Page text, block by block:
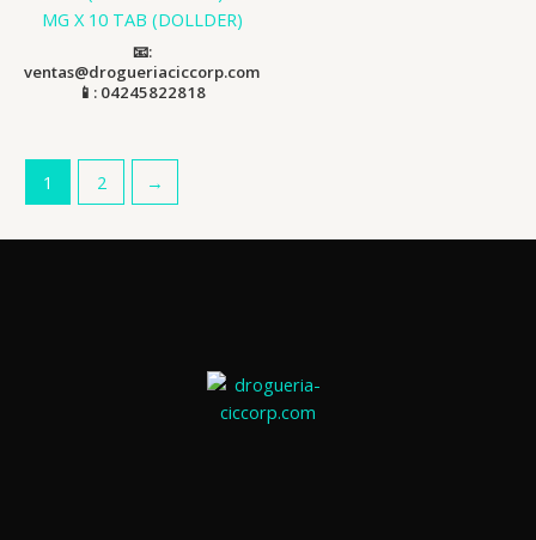
MG X 10 TAB (DOLLDER)
📧:
ventas@drogueriaciccorp.com
📱: 04245822818
1 2 →